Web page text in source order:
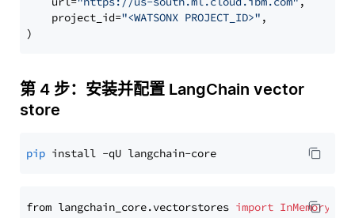
    project_id=
"<WATSONX PROJECT_ID>" ,
第 4 步：安装并配置 LangChain vector
store
pip
from langchain_core.vectorstores import